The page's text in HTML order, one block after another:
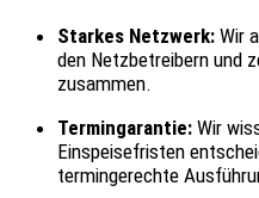
Starkes Netzwerk: Wir
den Netzbetreibern und
zusammen.
Termingarantie: Wir
Einspeisefristen
termingerechte